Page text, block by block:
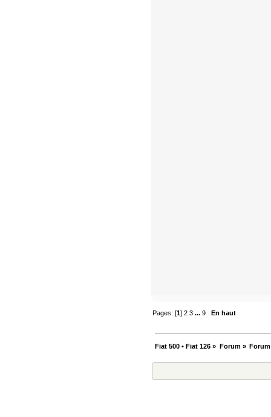
Pages: [1]2 3 ...9 En haut
Fiat 500 • Fiat 126 » Forum»